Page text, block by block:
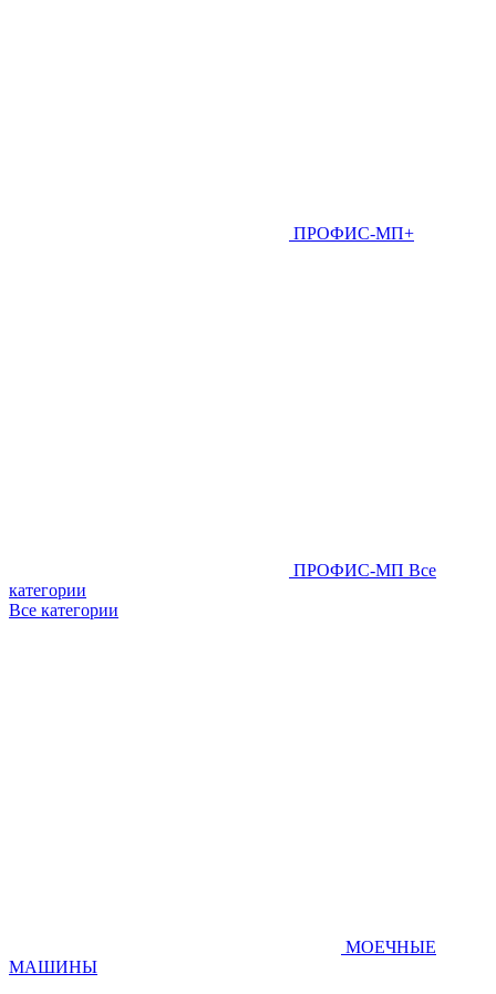
ПРОФИС-МП+
ПРОФИС-МП Все
категории
Все категории
МОЕЧНЫЕ
МАШИНЫ